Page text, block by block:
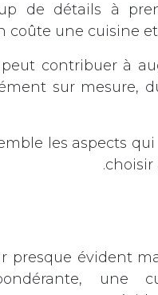
de détails à
coûte une cuisine
contribuer à
sur mesure,
les aspects
choisir
presque évident
une